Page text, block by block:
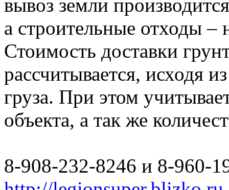
вывоз земли
а строительные отходы –
Стоимость доставки
рассчитывается, исходя
груза. При этом
объекта, а так же
8-908-232-8246 и 8-960-